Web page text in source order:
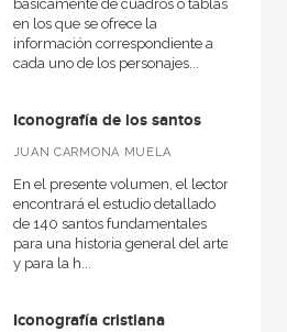
básicamente de cuadros o tablas
en los que se ofrece la
información correspondiente a
cada uno de los personajes...
Iconografía de los santos
JUAN CARMONA MUELA
En el presente volumen, el lector
encontrará el estudio detallado
de 140 santos fundamentales
para una historia general del arte
y para la h...
Iconografía cristiana